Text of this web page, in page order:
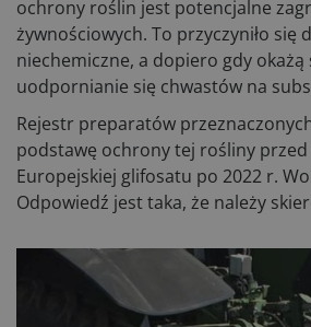
ochrony roślin jest potencjalne
żywnościowych. To przyczyniło
niechemiczne, a dopiero gdy
uodpornianie się chwastów na
Rejestr preparatów
podstawę ochrony tej rośliny
Europejskiej glifosatu po 2022 r.
Odpowiedź jest taka, że należy